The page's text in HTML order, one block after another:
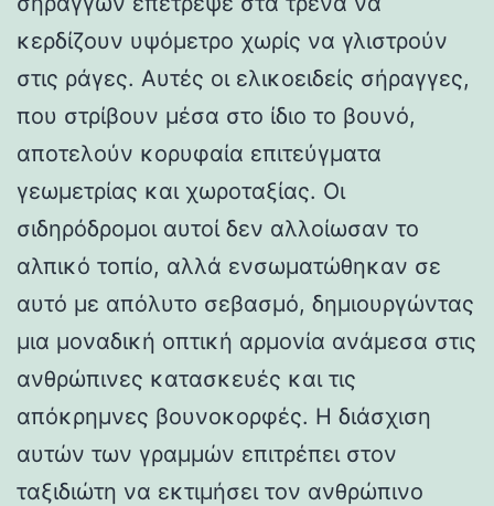
κερδίζουν υψόμετρο χωρίς να γλιστρούν
στις ράγες. Αυτές οι ελικοειδείς σήραγγες,
που στρίβουν μέσα στο ίδιο το βουνό,
αποτελούν κορυφαία επιτεύγματα
γεωμετρίας και χωροταξίας. Οι
σιδηρόδρομοι αυτοί δεν αλλοίωσαν το
αλπικό τοπίο, αλλά ενσωματώθηκαν σε
αυτό με απόλυτο σεβασμό, δημιουργώντας
μια μοναδική οπτική αρμονία ανάμεσα στις
ανθρώπινες κατασκευές και τις
απόκρημνες βουνοκορφές. Η διάσχιση
αυτών των γραμμών επιτρέπει στον
ταξιδιώτη να εκτιμήσει τον ανθρώπινο